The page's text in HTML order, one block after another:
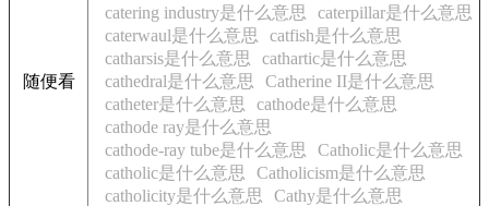
随便看
catering industry是什么意思
caterpillar是什么意思
caterwaul是什么意思
catfish是什么意思
catharsis是什么意思
cathartic是什么意思
cathedral是什么意思
Catherine II是什么意思
catheter是什么意思
cathode是什么意思
cathode ray是什么意思
cathode-ray tube是什么意思
Catholic是什么意思
catholic是什么意思
Catholicism是什么意思
catholicity是什么意思
Cathy是什么意思